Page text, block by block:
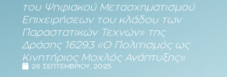
του Ψηφιακού Μετασχηματισμού
Επιχειρήσεων του κλάδου των
Παραστατικών Τεχνών» της
Δράσης 16293 «Ο Πολιτισμός ως
Κινητήριος Μοχλός Ανάπτυξης»
26 ΣΕΠΤΕΜΒΡΊΟΥ, 2025